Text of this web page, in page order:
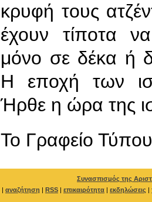
κρυφή τους
έχουν τίποτα
μόνο σε δέκα ή
Η εποχή των
Ήρθε η ώρα της
To Γραφείο Τύπου
Συνασπισμός της
| αναζήτηση | RSS | επικαιρότητα | εκδηλώσεις |